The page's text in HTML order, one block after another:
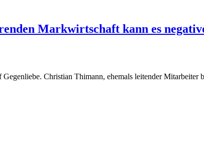
Markwirtschaft kann es
Christian Thimann, ehemals leitender